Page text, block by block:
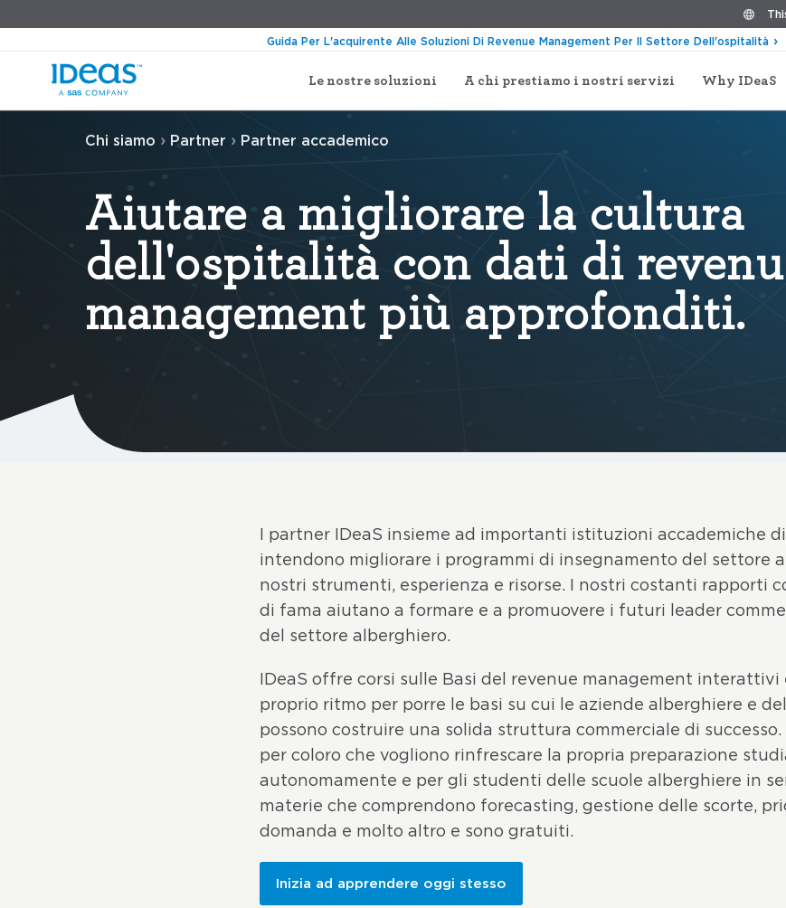
Le nostre soluzioni A chi prestiamo i nostri servizi Why IDeaS
Guida Per L'acquirente Alle Soluzioni Di Revenue Management Per Il Settore Dell'ospitalità
Chi siamo › Partner › Partner accademico
Aiutare a migliorare la cultura
dell'ospitalità con dati di
management più approfonditi.
I partner IDeaS insieme ad importanti istituzioni accademiche
intendono migliorare i programmi di insegnamento del settore
nostri strumenti, esperienza e risorse. I nostri costanti rapporti
di fama aiutano a formare e a promuovere i futuri leader
del settore alberghiero.
IDeaS offre corsi sulle Basi del revenue management interattivi
proprio ritmo per porre le basi su cui le aziende alberghiere e
possono costruire una solida struttura commerciale di
per coloro che vogliono rinfrescare la propria preparazione
autonomamente e per gli studenti delle scuole alberghiere in
materie che comprendono forecasting, gestione delle scorte,
domanda e molto altro e sono gratuiti.
Inizia ad apprendere oggi stesso